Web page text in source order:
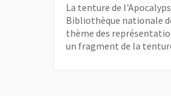
La tenture de
Bibliothèque nationale
thème des
un fragment de la